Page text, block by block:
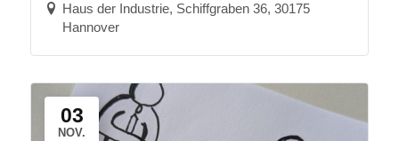
Haus der Industrie, Schiffgraben 36, 30175
Hannover
03
NOV.